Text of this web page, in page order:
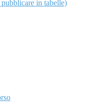
in tabelle)